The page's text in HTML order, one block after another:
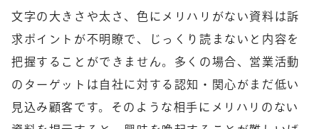
文字の大きさや太さ、色にメリハリがない資料は訴
求ポイントが不明瞭で、じっくり読まないと内容を
把握することができません。多くの場合、営業活動
のターゲットは自社に対する認知・関心がまだ低い
見込み顧客です。そのような相手にメリハリのない